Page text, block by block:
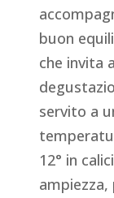
buon
che invita
servito a
12° in
ampiezza,